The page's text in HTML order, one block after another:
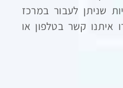
שניתן לעבור במרכז
איתנו קשר בטלפון או